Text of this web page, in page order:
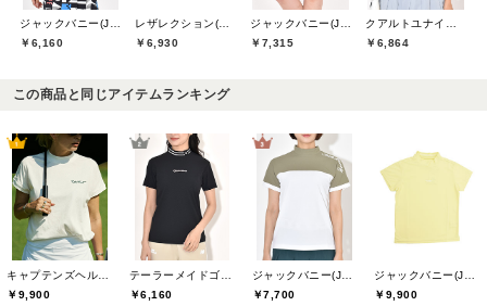
ジャックバニー(Jack Bunny)
￥6,160
レザレクション(Resurrection)
￥6,930
ジャックバニー(Jack Bunny)
￥7,315
クアルトユナイテッド(CUARTO UNITED)
￥6,864
この商品と同じアイテムランキング
キャプテンズヘルムゴルフ(Captains Helm Golf)
￥9,900
テーラーメイドゴルフ(TaylorMade Golf)
￥6,160
ジャックバニー(Jack Bunny)
￥7,700
ジャックバニー(Jack Bunny)
￥9,900